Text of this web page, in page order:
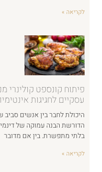
לקריאה »
פיתוח קונספט קולינרי
עסקיים לחגיגות
היכולת לחבר בין אנשים
הדורשת הבנה עמוקה של
בלתי מתפשרת. בין אם מדובר
לקריאה »